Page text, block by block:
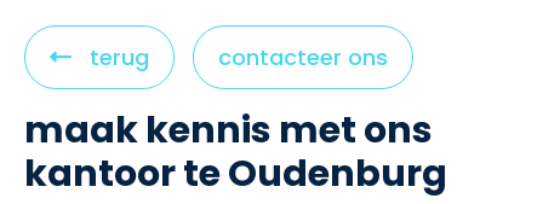
C
l
i
c
k
terug contacteer ons
maak kennis met ons
kantoor te Oudenburg